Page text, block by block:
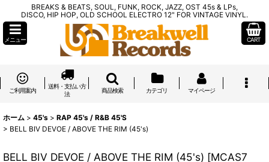
BREAKS & BEATS, SOUL, FUNK, ROCK, JAZZ, OST 45s & LPs,
DISCO, HIP HOP, OLD SCHOOL ELECTRO 12" FOR VINTAGE VINYL.
メニュー CART
ご利用案内
送料・支払い方
法
商品検索 カテゴリ マイページ
ホーム > 45's > RAP 45's / R&B 45'S
> BELL BIV DEVOE / ABOVE THE RIM (45's)
BELL BIV DEVOE / ABOVE THE RIM (45's) [MCAS7